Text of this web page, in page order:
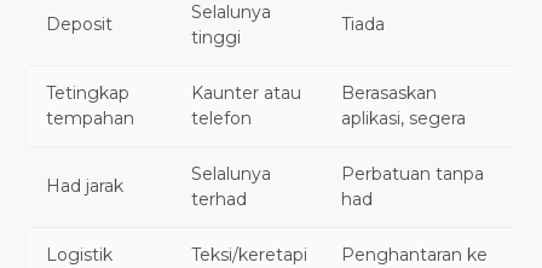
Deposit
Selalunya
tinggi
Tiada
Tetingkap
tempahan
Kaunter atau
telefon
Berasaskan
aplikasi, segera
Had jarak
Selalunya
terhad
Perbatuan tanpa
had
Logistik
Teksi/keretapi
Penghantaran ke